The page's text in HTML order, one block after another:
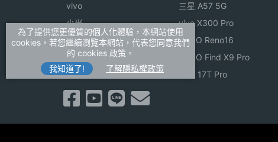
主動降噪
充電盒 Yes
充電盒傳輸埠 USB Type-C
配戴方式
機身顏色 象牙白, 透明, 黑／金
vivo
小米
ASUS
Sony
realme
三星 A57 5G
vivo X300 Pro
OPPO Reno16
OPPO Find X9 Pro
小米 17T Pro
為了提供您更優質的個人化體驗，本網站使用
cookies，若您繼續瀏覽本網站，代表您同意我們
的 cookies 政策。
我知道了!
了解隱私權政策